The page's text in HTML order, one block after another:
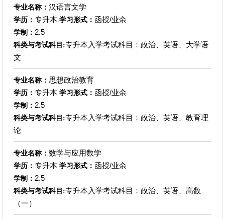
专业名称： 汉语言文学
学历： 专升本 学习形式： 函授/业余
学制： 2.5
科类与考试科目:专升本入学考试科目：政治、英语、大学语
文
专业名称： 思想政治教育
学历： 专升本 学习形式： 函授/业余
学制： 2.5
科类与考试科目:专升本入学考试科目：政治、英语、教育理
论
专业名称： 数学与应用数学
学历： 专升本 学习形式： 函授/业余
学制： 2.5
科类与考试科目:专升本入学考试科目：政治、英语、高数
（一）